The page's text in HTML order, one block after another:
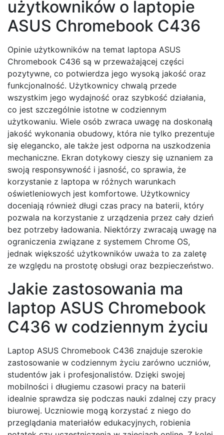
użytkowników o laptopie
ASUS Chromebook C436
Opinie użytkowników na temat laptopa ASUS
Chromebook C436 są w przeważającej części
pozytywne, co potwierdza jego wysoką jakość oraz
funkcjonalność. Użytkownicy chwalą przede
wszystkim jego wydajność oraz szybkość działania,
co jest szczególnie istotne w codziennym
użytkowaniu. Wiele osób zwraca uwagę na doskonałą
jakość wykonania obudowy, która nie tylko prezentuje
się elegancko, ale także jest odporna na uszkodzenia
mechaniczne. Ekran dotykowy cieszy się uznaniem za
swoją responsywność i jasność, co sprawia, że
korzystanie z laptopa w różnych warunkach
oświetleniowych jest komfortowe. Użytkownicy
doceniają również długi czas pracy na baterii, który
pozwala na korzystanie z urządzenia przez cały dzień
bez potrzeby ładowania. Niektórzy zwracają uwagę na
ograniczenia związane z systemem Chrome OS,
jednak większość użytkowników uważa to za zaletę
ze względu na prostotę obsługi oraz bezpieczeństwo.
Jakie zastosowania ma
laptop ASUS Chromebook
C436 w codziennym życiu
Laptop ASUS Chromebook C436 znajduje szerokie
zastosowanie w codziennym życiu zarówno uczniów,
studentów jak i profesjonalistów. Dzięki swojej
mobilności i długiemu czasowi pracy na baterii
idealnie sprawdza się podczas nauki zdalnej czy pracy
biurowej. Uczniowie mogą korzystać z niego do
przeglądania materiałów edukacyjnych, robienia